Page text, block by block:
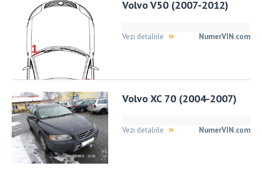
Volvo V50 (2007-2012)
NumerVIN.com
Vezi detaliile
Volvo XC 70 (2004-2007)
NumerVIN.com
Vezi detaliile